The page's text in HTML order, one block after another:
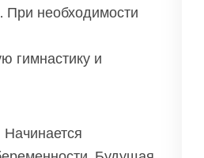
При необходимости
гимнастику и